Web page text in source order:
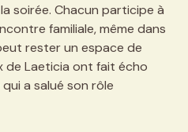
soirée. Chacun participe à
familiale, même dans
rester un espace de
de Laeticia ont fait écho
qui a salué son rôle